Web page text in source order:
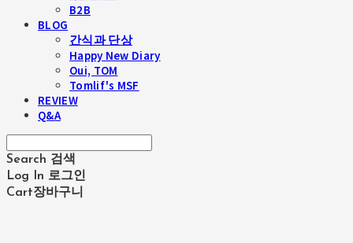
B2B
BLOG
간식과 단상
Happy New Diary
Oui, TOM
Tomlif's MSF
REVIEW
Q&A
Search 검색
Log In 로그인
Cart장바구니